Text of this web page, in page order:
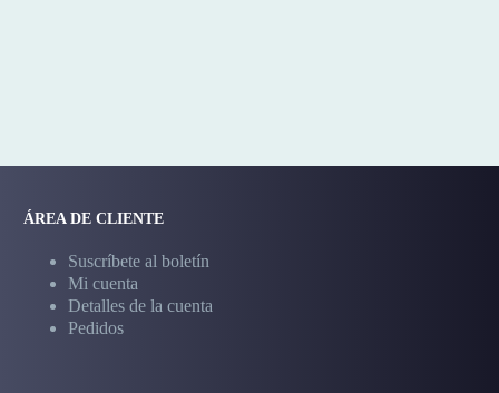
ÁREA DE CLIENTE
Suscríbete al boletín
Mi cuenta
Detalles de la cuenta
Pedidos